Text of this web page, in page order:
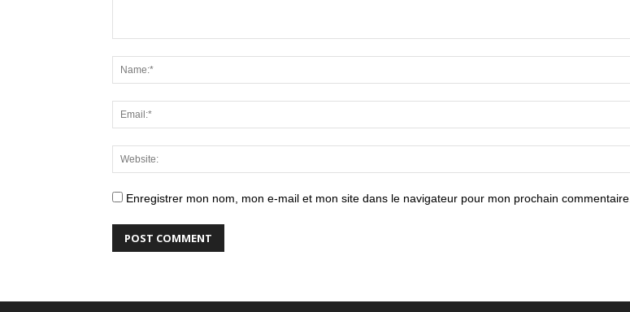
Enregistrer mon nom, mon e-mail et mon site dans le navigateur pour mon prochain commentaire.